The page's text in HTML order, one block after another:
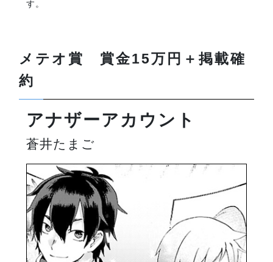
す。
メテオ賞 賞金15万円＋掲載確
約
アナザーアカウント
蒼井たまご